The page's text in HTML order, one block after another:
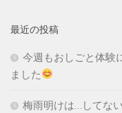
最近の投稿
今週もおしごと体験
ました
梅雨明けは…してな